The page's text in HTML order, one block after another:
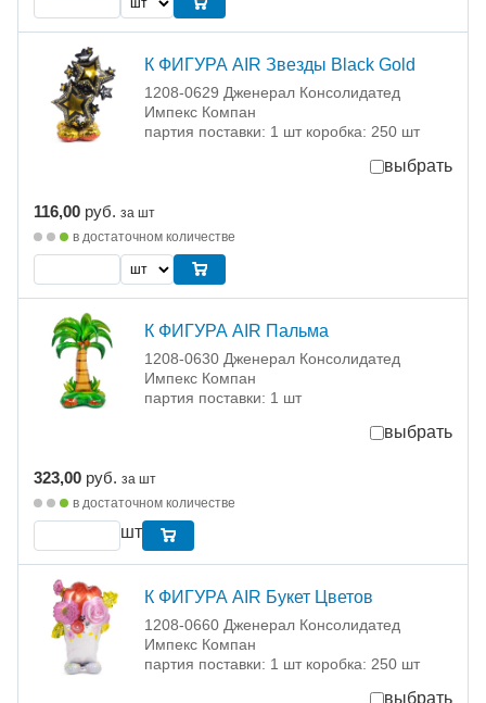
К ФИГУРА AIR Звезды Black Gold
1208-0629 Дженерал Консолидатед
Импекс Компан
партия поставки: 1 шт коробка: 250 шт
выбрать
116,00 руб. за шт
в достаточном количестве
К ФИГУРА AIR Пальма
1208-0630 Дженерал Консолидатед
Импекс Компан
партия поставки: 1 шт
выбрать
323,00 руб. за шт
в достаточном количестве
шт
К ФИГУРА AIR Букет Цветов
1208-0660 Дженерал Консолидатед
Импекс Компан
партия поставки: 1 шт коробка: 250 шт
выбрать